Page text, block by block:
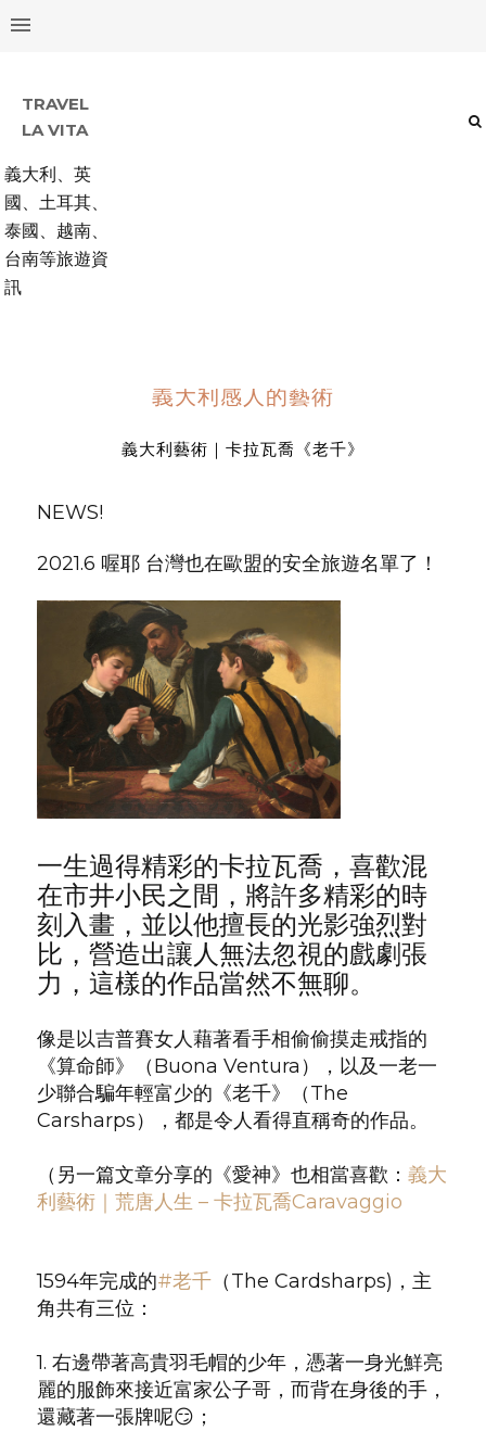
TRAVEL
LA VITA
義大利、英
國、土耳其、
泰國、越南、
台南等旅遊資
訊
義大利感人的藝術
義大利藝術｜卡拉瓦喬《老千》
NEWS!
2021.6 喔耶 台灣也在歐盟的安全旅遊名單了！
一生過得精彩的卡拉瓦喬，喜歡混
在市井小民之間，將許多精彩的時
刻入畫，並以他擅長的光影強烈對
比，營造出讓人無法忽視的戲劇張
力，這樣的作品當然不無聊。
像是以吉普賽女人藉著看手相偷偷摸走戒指的
《算命師》（Buona Ventura）
，以及一老一
少聯合騙年輕富少的《老千》（The
Carsharps），都是令人看得直稱奇的作品。
（另一篇文章分享的《愛神》也相當喜歡： 義大
利藝術｜荒唐人生 – 卡拉瓦喬Caravaggio
1594年完成的#老千 （The Cardsharps)，主
角共有三位：
1. 右邊帶著高貴羽毛帽的少年，憑著一身光鮮亮
麗的服飾來接近富家公子哥，而背在身後的手，
還藏著一張牌呢😏；